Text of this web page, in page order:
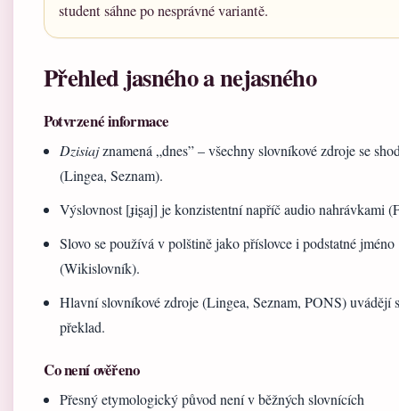
student sáhne po nesprávné variantě.
Přehled jasného a nejasného
Potvrzené informace
Dzisiajznamená „dnes” – všechny slovníkové zdroje se
(Lingea, Seznam).
Výslovnost [ɟiʂaj] je konzistentní napříč audio nahrávkami
Slovo se používá v polštině jako příslovce i podstatné jméno
(Wikislovník).
Hlavní slovníkové zdroje (Lingea, Seznam, PONS) uvádějí
překlad.
Co není ověřeno
Přesný etymologický původ není v běžných slovnících